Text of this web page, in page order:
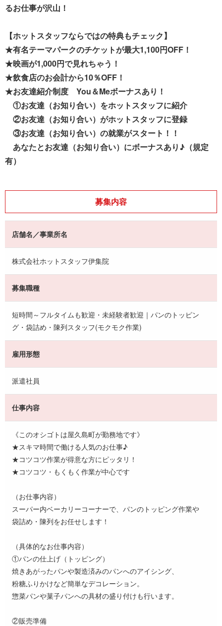
るお仕事が沢山！
【ホットスタッフならではの特典もチェック】
★有名テーマパークのチケットが最大1,100円OFF！
★映画が1,000円で見れちゃう！
★飲食店のお会計から10％OFF！
★お友達紹介制度 You＆Meボーナスあり！
①お友達（お知り合い）をホットスタッフに紹介
②お友達（お知り合い）がホットスタッフに登録
③お友達（お知り合い）の就業がスタート！！
あなたとお友達（お知り合い）にボーナスあり♪（規定
有）
募集内容
店舗名／事業所名
株式会社ホットスタッフ伊集院
募集職種
短時間～フルタイムも歓迎・未経験者歓迎｜パンのトッピン
グ・袋詰め・陳列スタッフ(モクモク作業)
雇用形態
派遣社員
仕事内容
《このオシゴトは屋久島町が勤務地です》
★スキマ時間で働ける人気のお仕事♪
★コツコツ作業が得意な方にピッタリ！
★コツコツ・もくもく作業が中心です
（お仕事内容）
スーパー内ベーカリーコーナーで、パンのトッピング作業や
袋詰め・陳列をお任せします！
（具体的なお仕事内容）
①パンの仕上げ（トッピング）
焼きあがったパンや製造済みのパンへのアイシング、
粉糖ふりかけなど簡単なデコレーション。
惣菜パンや菓子パンへの具材の盛り付けも行います。
②販売準備